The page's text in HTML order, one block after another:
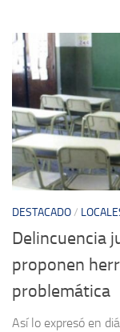
DESTACADO/
Delincuencia
proponen
problemática
Así lo expresó en